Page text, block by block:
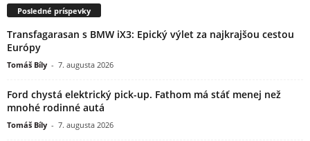
Posledné príspevky
Transfagarasan s BMW iX3: Epický výlet za najkrajšou cestou
Európy
Tomáš Bíly - 7. augusta 2026
Ford chystá elektrický pick-up. Fathom má stáť menej než
mnohé rodinné autá
Tomáš Bíly - 7. augusta 2026